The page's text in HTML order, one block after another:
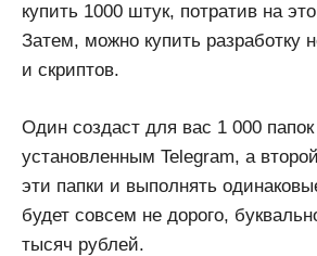
купить 1000 штук, потратив на
Затем, можно купить разработку
и скриптов.
Один создаст для вас 1 000 папок
установленным Telegram, а
эти папки и выполнять
будет совсем не дорого,
тысяч рублей.